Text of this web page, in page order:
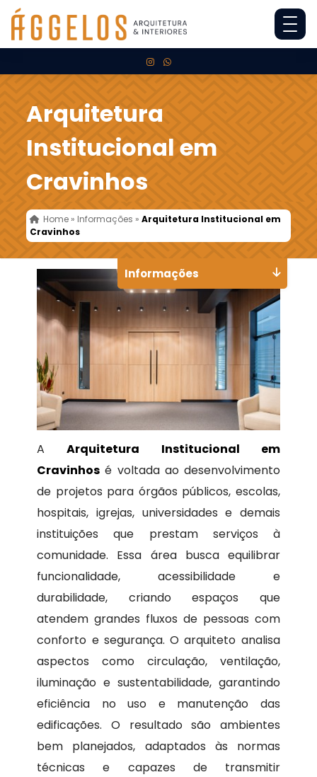
Arquitetura
Institucional em
Cravinhos
Home » Informações »Arquitetura Institucional em
Cravinhos
AArquitetura Institucional em
Cravinhos é voltada ao desenvolvimento
de projetos para órgãos públicos, escolas,
hospitais, igrejas, universidades e demais
instituições que prestam serviços à
comunidade. Essa área busca equilibrar
funcionalidade, acessibilidade e
durabilidade, criando espaços que
atendem grandes fluxos de pessoas com
conforto e segurança. O arquiteto analisa
aspectos como circulação, ventilação,
iluminação e sustentabilidade, garantindo
eficiência no uso e manutenção das
edificações. O resultado são ambientes
bem planejados, adaptados às normas
técnicas e capazes de transmitir
Informações